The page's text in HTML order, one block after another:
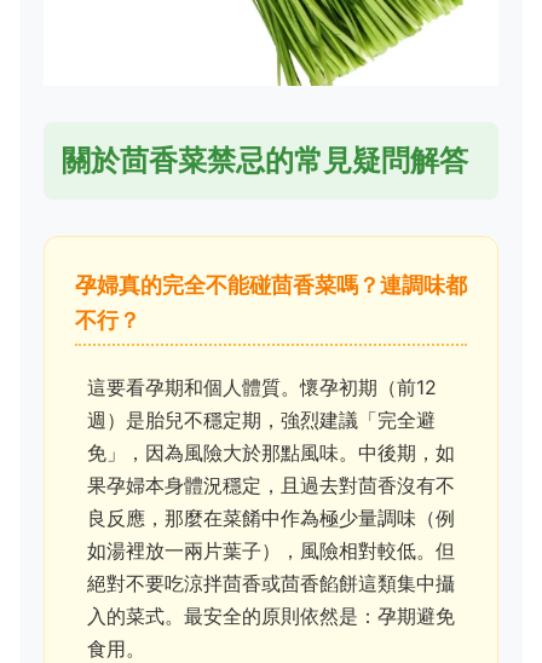
關於茴香菜禁忌的常見疑問解答
孕婦真的完全不能碰茴香菜嗎？連調味都
不行？
這要看孕期和個人體質。懷孕初期（前12
週）是胎兒不穩定期，強烈建議「完全避
免」，因為風險大於那點風味。中後期，如
果孕婦本身體況穩定，且過去對茴香沒有不
良反應，那麼在菜餚中作為極少量調味（例
如湯裡放一兩片葉子），風險相對較低。但
絕對不要吃涼拌茴香或茴香餡餅這類集中攝
入的菜式。最安全的原則依然是：孕期避免
食用。